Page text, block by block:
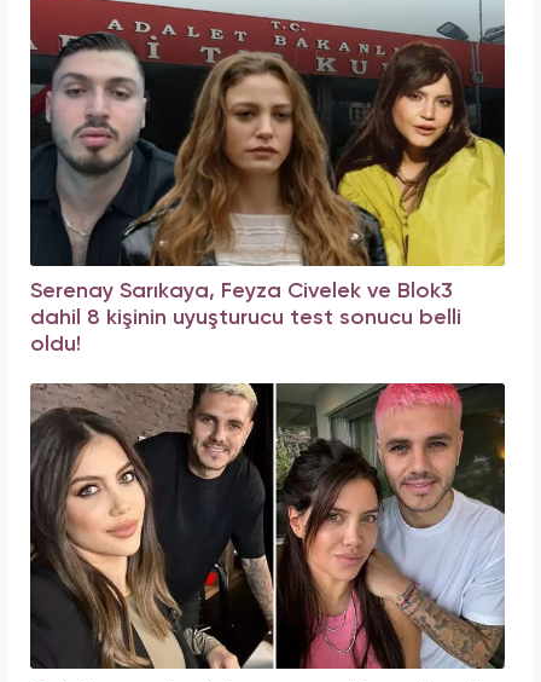
Serenay Sarıkaya, Feyza Civelek ve Blok3
dahil 8 kişinin uyuşturucu test sonucu belli
oldu!